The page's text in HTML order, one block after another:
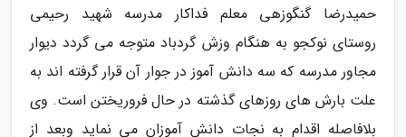
حمیدرضا گنگوزهی معلم فداکار مدرسه شهید رحیمی
روستای نوکجو به هنگام وزش گردباد متوجه می گردد دیوار
مجاور مدرسه که سه دانش آموز در جوار آن قرار گرفته اند به
علت بارش های روزهای گذشته در حال فروریختن است. وی
بلافاصله اقدام به نجات دانش آموزان می نماید وبعد از